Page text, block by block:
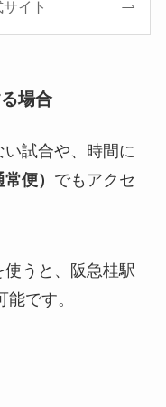
イト
場合
試合や、時間に
便） でもアクセ
うと、阪急桂駅
です。